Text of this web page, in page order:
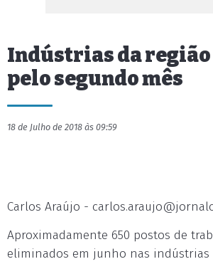
Indústrias da
pelo segundo mês
18 de Julho de 2018 às 09:59
Carlos Araújo -
Aproximadamente 650 postos de
eliminados em junho nas indústrias